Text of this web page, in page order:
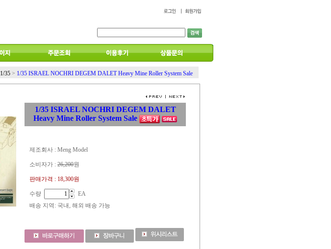
1/35 > 1/35 ISRAEL NOCHRI DEGEM DALET Heavy Mine Roller System Sale
1/35 ISRAEL NOCHRI DEGEM DALET
Heavy Mine Roller System Sale
제조회사 : Meng Model
소비자가 : 26,200원
판매가격 : 18,300원
수량
EA
배송 지역 : 국내, 해외 배송 가능